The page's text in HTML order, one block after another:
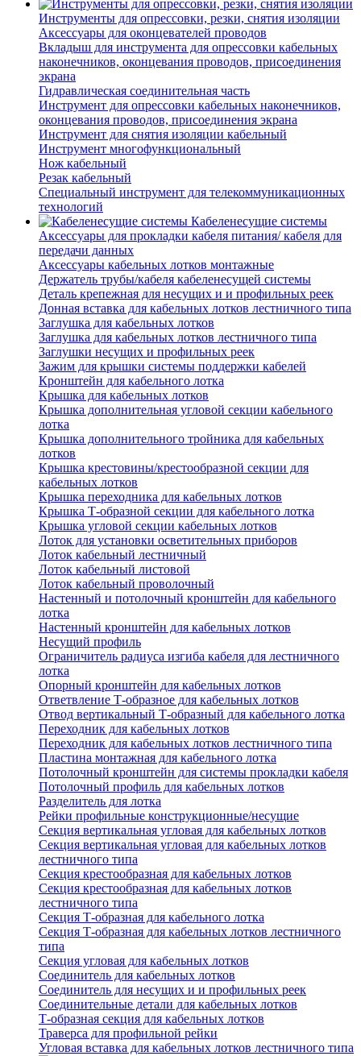
Инструменты для опрессовки, резки, снятия изоляции
Аксессуары для оконцевателей проводов
Вкладыш для инструмента для опрессовки кабельных
наконечников, оконцевания проводов, присоединения
экрана
Гидравлическая соединительная часть
Инструмент для опрессовки кабельных наконечников,
оконцевания проводов, присоединения экрана
Инструмент для снятия изоляции кабельный
Инструмент многофункциональный
Нож кабельный
Резак кабельный
Специальный инструмент для телекоммуникационных
технологий
Кабеленесущие системы
Аксессуары для прокладки кабеля питания/ кабеля для
передачи данных
Аксессуары кабельных лотков монтажные
Держатель трубы/кабеля кабеленесущей системы
Деталь крепежная для несущих и и профильных реек
Донная вставка для кабельных лотков лестничного типа
Заглушка для кабельных лотков
Заглушка для кабельных лотков лестничного типа
Заглушки несущих и профильных реек
Зажим для крышки системы поддержки кабелей
Кронштейн для кабельного лотка
Крышка для кабельных лотков
Крышка дополнительная угловой секции кабельного
лотка
Крышка дополнительного тройника для кабельных
лотков
Крышка крестовины/крестообразной секции для
кабельных лотков
Крышка переходника для кабельных лотков
Крышка Т-образной секции для кабельного лотка
Крышка угловой секции кабельных лотков
Лоток для установки осветительных приборов
Лоток кабельный лестничный
Лоток кабельный листовой
Лоток кабельный проволочный
Настенный и потолочный кронштейн для кабельного
лотка
Настенный кронштейн для кабельных лотков
Несущий профиль
Ограничитель радиуса изгиба кабеля для лестничного
лотка
Опорный кронштейн для кабельных лотков
Ответвление Т-образное для кабельных лотков
Отвод вертикальный Т-образный для кабельного лотка
Переходник для кабельных лотков
Переходник для кабельных лотков лестничного типа
Пластина монтажная для кабельного лотка
Потолочный кронштейн для системы прокладки кабеля
Потолочный профиль для кабельных лотков
Разделитель для лотка
Рейки профильные конструкционные/несущие
Секция вертикальная угловая для кабельных лотков
Секция вертикальная угловая для кабельных лотков
лестничного типа
Секция крестообразная для кабельных лотков
Секция крестообразная для кабельных лотков
лестничного типа
Секция Т-образная для кабельного лотка
Секция Т-образная для кабельных лотков лестничного
типа
Секция угловая для кабельных лотков
Соединитель для кабельных лотков
Соединитель для несущих и и профильных реек
Соединительные детали для кабельных лотков
Т-образная секция для кабельных лотков
Траверса для профильной рейки
Угловая вставка для кабельных лотков лестничного типа